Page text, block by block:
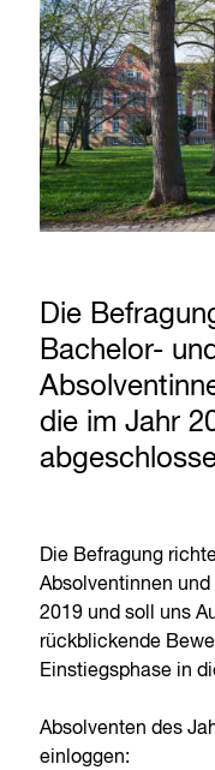
Die
Bachelor-
die im Jahr
Die Befragung
Absolventinnen
2019 und soll uns
rückblickende
Einstiegsphase in
Absolventen des
einloggen: